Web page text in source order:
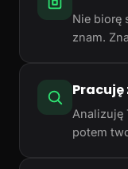
Nie biorę
znam.
Pracuję
Analizuję
potem